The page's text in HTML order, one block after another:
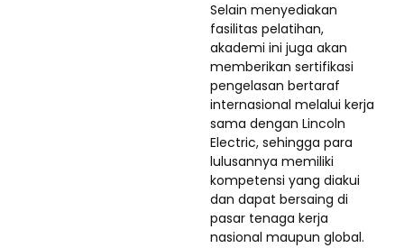
Selain menyediakan
fasilitas pelatihan,
akademi ini juga akan
memberikan sertifikasi
pengelasan bertaraf
internasional melalui kerja
sama dengan Lincoln
Electric, sehingga para
lulusannya memiliki
kompetensi yang diakui
dan dapat bersaing di
pasar tenaga kerja
nasional maupun global.